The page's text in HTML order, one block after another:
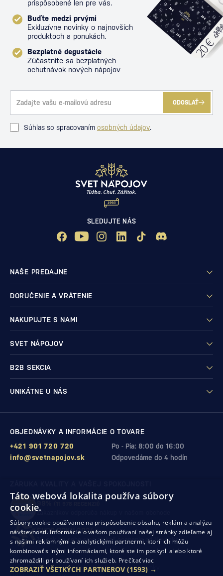
prispôsobené len pre vás.
Buďte medzi prvými
Exkluzívne novinky o najnovších
produktoch a ponukách.
Bezplatné degustácie
Zúčastnite sa bezplatných
ochutnávok nových nápojov
ODOSLAŤ
Súhlas so spracovaním osobných údajov.
SLEDUJTE NÁS
NAŠE PREDAJNE
DORUČENIE A VRÁTENIE
NAKUPUJTE S NAMI
SVET NÁPOJOV
B2B SEKCIA
UNIKÁTNE U NÁS
OBJEDNÁVKY A INFORMÁCIE O TOVARE
Po - Pia: 8:00 do 16:00
+421 901 720 720
Odpovedáme do 4 hodín
info@svetnapojov.sk
zákazníkov odporúča nákup v našom obchode
SHOP ROKU 2024
10. rok po sebesme získali ocenenie od Heureka
Ochrana osobných údajov Obchodné podmienky
Táto webová lokalita používa súbory
cookie.
Súbory cookie používame na prispôsobenie obsahu, reklám a analýzu
návštevnosti. Informácie o vašom používaní našej stránky zdieľame aj
s našimi reklamnými a analytickými partnermi, ktorí ich môžu
kombinovať s inými informáciami, ktoré ste im poskytli alebo ktoré
zhromaždili pri používaní ich služieb. Prečítať viac
ZOBRAZIŤ VŠETKÝCH PARTNEROV (1593) →